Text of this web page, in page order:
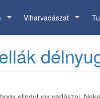
Viharvadászat